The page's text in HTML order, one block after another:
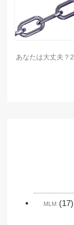
あなたは大丈夫？
MLM (17)